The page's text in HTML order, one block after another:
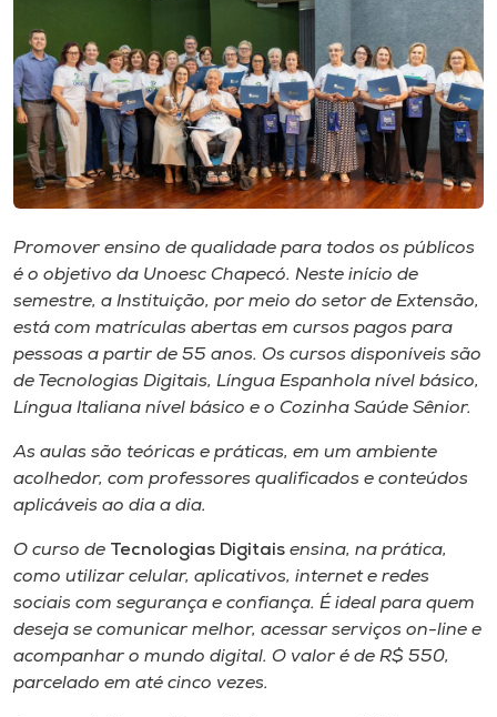
CPA
Biblioteca
Editora
Rádio
Museu
Unoesc
Store
Selecione
A+
A-
Promover ensino de qualidade para todos os públicos
é o objetivo da Unoesc Chapecó. Neste início de
semestre, a Instituição, por meio do setor de Extensão,
está com matrículas abertas em cursos pagos para
pessoas a partir de 55 anos. Os cursos disponíveis são
de Tecnologias Digitais, Língua Espanhola nível básico,
Língua Italiana nível básico e o Cozinha Saúde Sênior.
As aulas são teóricas e práticas, em um ambiente
acolhedor, com professores qualificados e conteúdos
aplicáveis ao dia a dia.
O curso de Tecnologias Digitais ensina, na prática,
como utilizar celular, aplicativos, internet e redes
sociais com segurança e confiança. É ideal para quem
deseja se comunicar melhor, acessar serviços on-line e
acompanhar o mundo digital. O valor é de R$ 550,
parcelado em até cinco vezes.